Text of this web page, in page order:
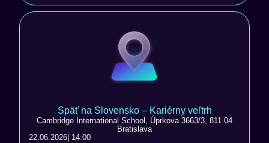
Späť na Slovensko – Kariérny veľtrh
Cambridge International School, Úprkova 3663/3, 811 04
Bratislava
22.06.2026 | 14:00